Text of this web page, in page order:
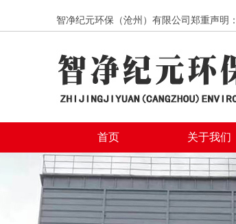
智净纪元环保（沧州）有限公司郑重声明
首页 关于我们